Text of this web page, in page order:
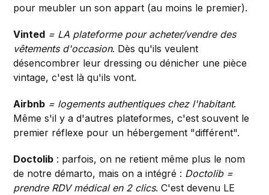
pour meubler un son appart (au moins le premier).
Vinted = LA plateforme pour acheter/vendre des
vêtements d'occasion. Dès qu'ils veulent
désencombrer leur dressing ou dénicher une pièce
vintage, c'est là qu'ils vont.
Airbnb = logements authentiques chez l'habitant.
Même s'il y a d'autres plateformes, c'est souvent le
premier réflexe pour un hébergement "différent".
Doctolib : parfois, on ne retient même plus le nom
de notre démarto, mais on a intégré : Doctolib =
prendre RDV médical en 2 clics. C'est devenu LE